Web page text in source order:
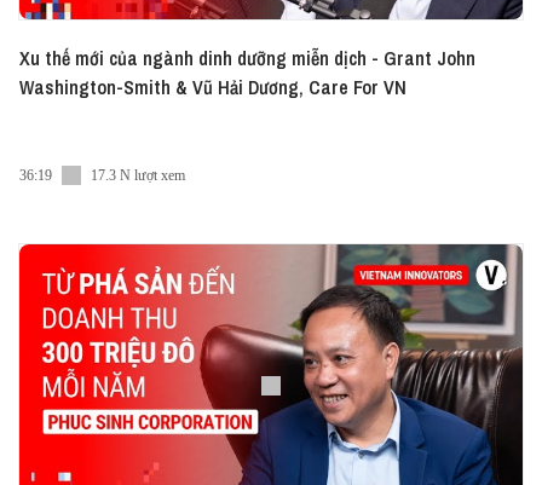
Xu thế mới của ngành dinh dưỡng miễn dịch - Grant John
Washington-Smith & Vũ Hải Dương, Care For VN
36:19 17.3 N lượt xem